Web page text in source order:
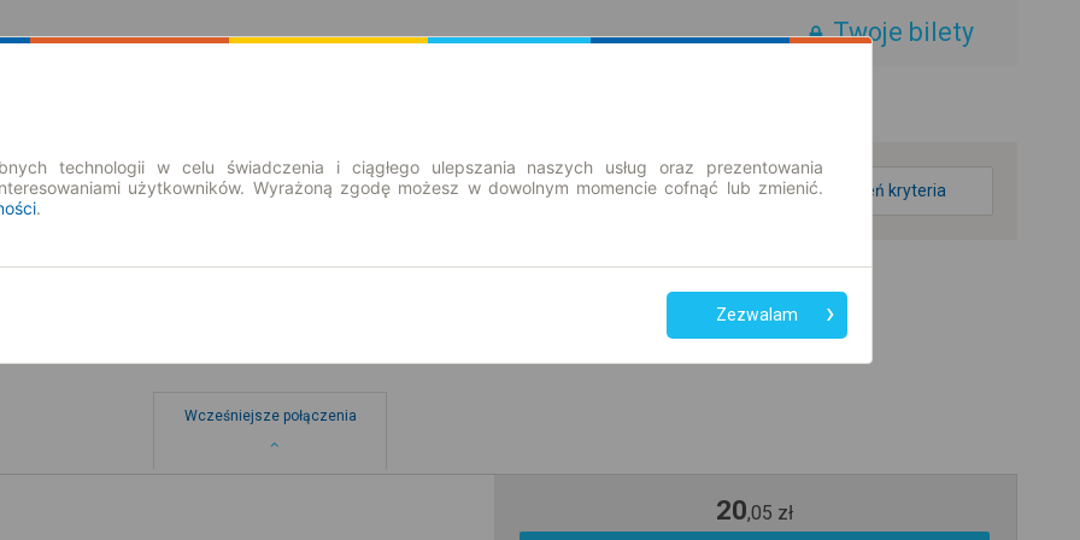
Twoje bilety
zmień kryteria
Wcześniejsze połączenia
20,05 zł
technologii w celu świadczenia i ciągłego ulepszania naszych usług oraz prezentowania
użytkowników. Wyrażoną zgodę możesz w dowolnym momencie cofnąć lub zmienić.
.
Zezwalam